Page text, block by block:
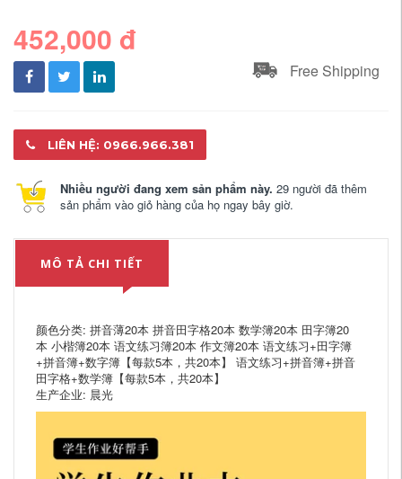
452,000 đ
Free Shipping
LIÊN HỆ: 0966.966.381
Nhiều người đang xem sản phẩm này. 29 người đã thêm
sản phẩm vào giỏ hàng của họ ngay bây giờ.
MÔ TẢ CHI TIẾT
颜色分类: 拼音薄20本 拼音田字格20本 数学簿20本 田字簿20
本 小楷簿20本 语文练习簿20本 作文簿20本 语文练习+田字簿
+拼音簿+数字簿【每款5本，共20本】 语文练习+拼音簿+拼音
田字格+数学簿【每款5本，共20本】
生产企业: 晨光